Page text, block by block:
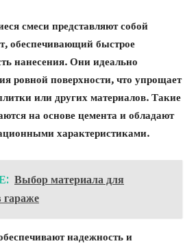
смеси представляют собой
обеспечивающий быстрое
нанесения. Они идеально
ровной поверхности, что упрощает
или других материалов. Такие
на основе цемента и обладают
характеристиками.
Выбор материала для
гараже
надежность и